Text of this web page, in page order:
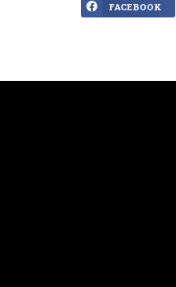
FACEBOOK